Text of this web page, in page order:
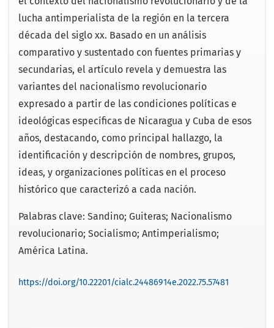
lucha antimperialista de la región en la tercera
década del siglo xx. Basado en un análisis
comparativo y sustentado con fuentes primarias y
secundarias, el artículo revela y demuestra las
variantes del nacionalismo revolucionario
expresado a partir de las condiciones políticas e
ideológicas específicas de Nicaragua y Cuba de esos
años, destacando, como principal hallazgo, la
identificación y descripción de nombres, grupos,
ideas, y organizaciones políticas en el proceso
histórico que caracterizó a cada nación.
Palabras clave: Sandino; Guiteras; Nacionalismo
revolucionario; Socialismo; Antimperialismo;
América Latina.
https://doi.org/10.22201/cialc.24486914e.2022.75.57481